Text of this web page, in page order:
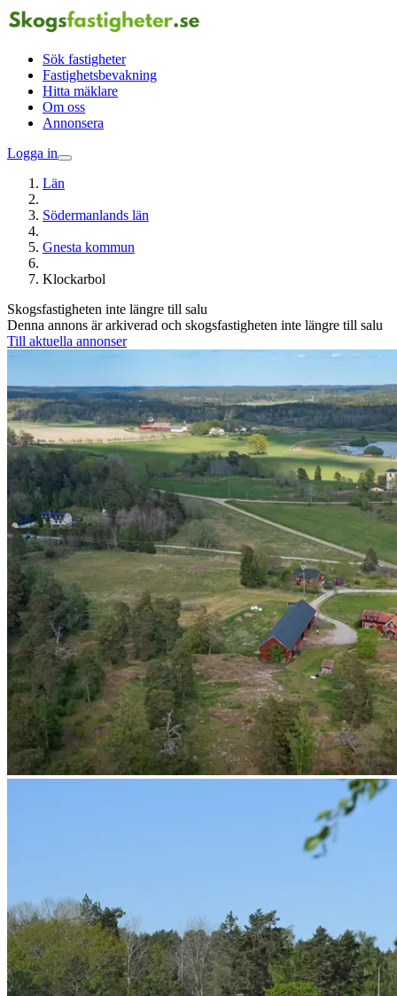
Sök fastigheter
Fastighetsbevakning
Hitta mäklare
Om oss
Annonsera
Logga in
Län
Södermanlands län
Gnesta kommun
Klockarbol
Skogsfastigheten inte längre till salu
Denna annons är arkiverad och skogsfastigheten inte längre till salu
Till aktuella annonser